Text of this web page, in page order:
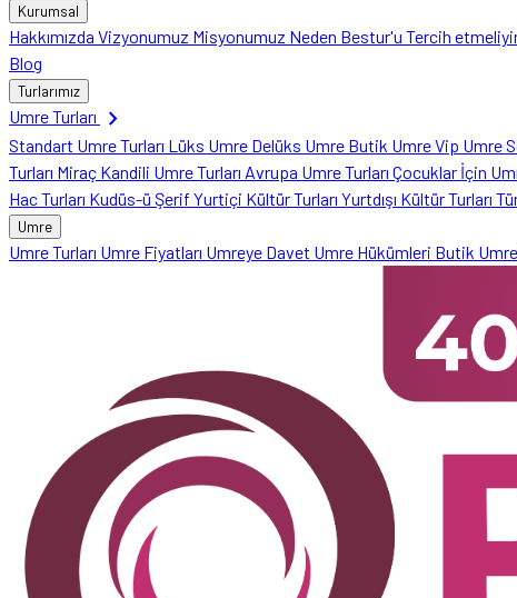
Kurumsal
Hakkımızda Vizyonumuz Misyonumuz Neden Bestur'u Tercih
Blog
Turlarımız
Umre Turları chevron_right
Standart Umre Turları Lüks Umre Delüks Umre Butik UmreVip Umre
Turları Miraç Kandili Umre Turları Avrupa Umre Turları Çocuklar İçin
Hac Turları Kudüs-ü Şerif Yurtiçi Kültür Turları Yurtdışı Kültür Turları
Umre
Umre Turları Umre Fiyatları Umreye Davet Umre Hükümleri Butik